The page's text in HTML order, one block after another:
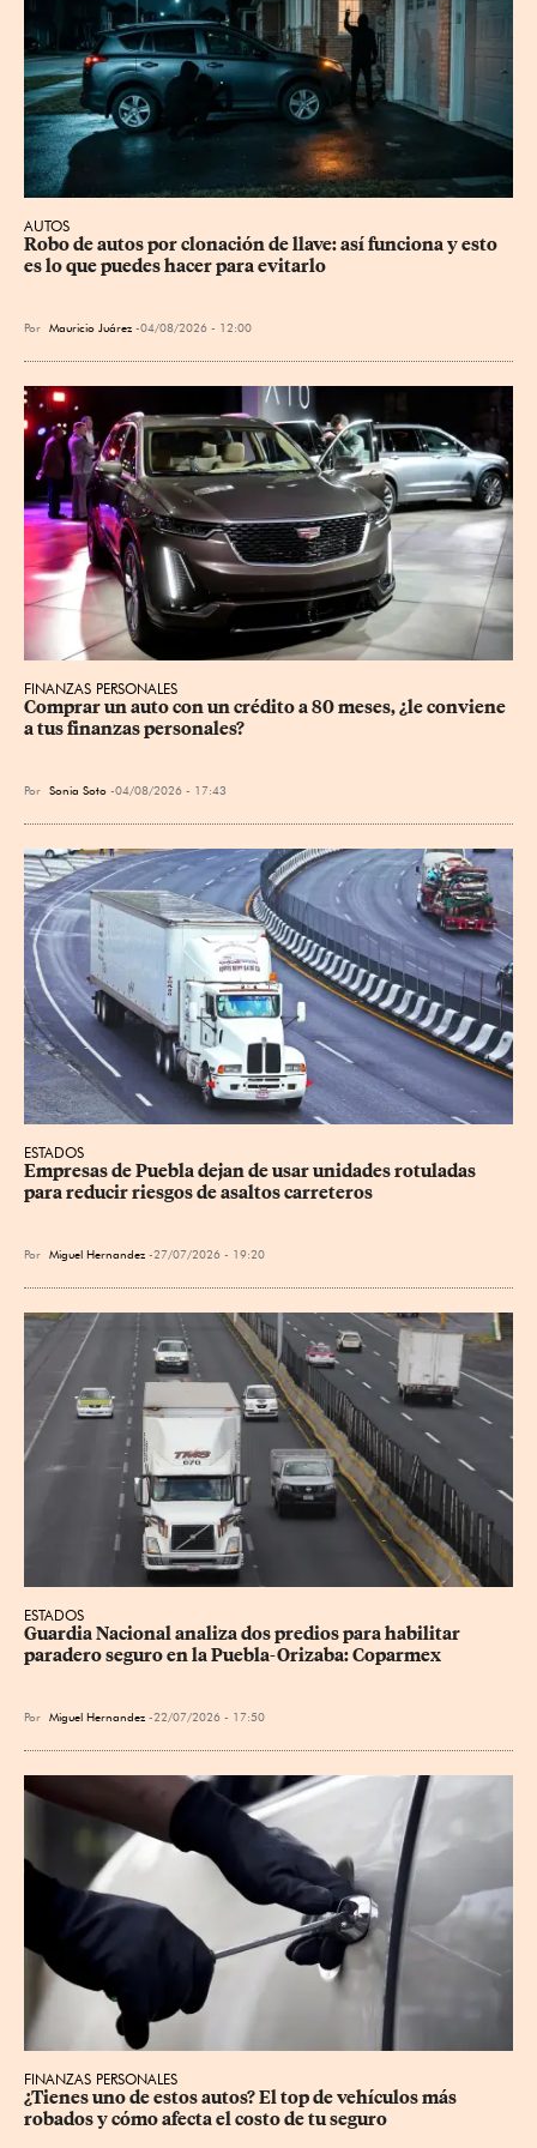
AUTOS
Robo de autos por clonación de llave: así funciona y esto
es lo que puedes hacer para evitarlo
Por Mauricio Juárez 04/08/2026 - 12:00
FINANZAS PERSONALES
Comprar un auto con un crédito a 80 meses, ¿le conviene
a tus finanzas personales?
Por Sonia Soto 04/08/2026 - 17:43
ESTADOS
Empresas de Puebla dejan de usar unidades rotuladas
para reducir riesgos de asaltos carreteros
Por Miguel Hernandez 27/07/2026 - 19:20
ESTADOS
Guardia Nacional analiza dos predios para habilitar
paradero seguro en la Puebla-Orizaba: Coparmex
Por Miguel Hernandez 22/07/2026 - 17:50
FINANZAS PERSONALES
¿Tienes uno de estos autos? El top de vehículos más
robados y cómo afecta el costo de tu seguro